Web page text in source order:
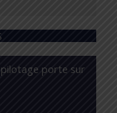
pilotage porte sur